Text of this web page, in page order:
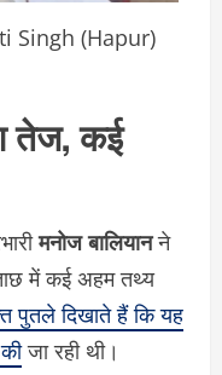
Singh (Hapur)
तेज, कई
मनोज बालियानने
में कई अहम तथ्य
पुतले दिखाते हैं कि यह
जा रही थी।